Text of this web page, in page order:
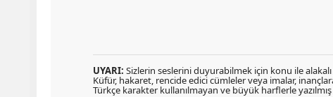
UYARI: Sizlerin seslerini duyurabilmek için konu ile
Küfür, hakaret, rencide edici cümleler veya imalar,
Türkçe karakter kullanılmayan ve büyük harflerle